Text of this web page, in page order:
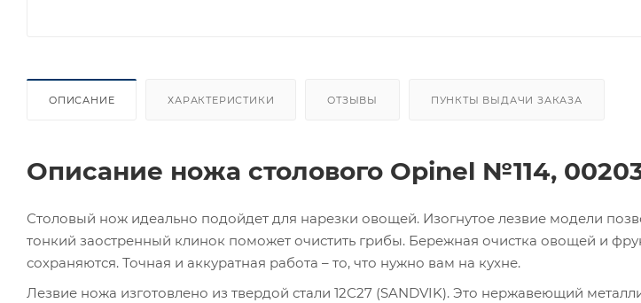
ОПИСАНИЕ ХАРАКТЕРИСТИКИ ОТЗЫВЫ ПУНКТЫ ВЫДАЧИ ЗАКАЗА
Описание ножа столового Opinel №114,
Столовый нож идеально подойдет для нарезки овощей. Изогнутое лезвие модели
тонкий заостренный клинок поможет очистить грибы. Бережная очистка овощей и
сохраняются. Точная и аккуратная работа – то, что нужно вам на кухне.
Лезвие ножа изготовлено из твердой стали 12С27 (SANDVIK). Это нержавеющий